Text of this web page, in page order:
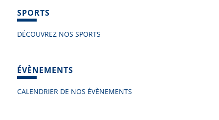
SPORTS
DÉCOUVREZ NOS SPORTS
ÉVÈNEMENTS
CALENDRIER DE NOS ÉVÈNEMENTS